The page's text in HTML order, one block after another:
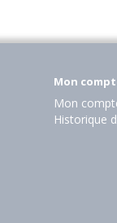
Mon
Mon
Historique